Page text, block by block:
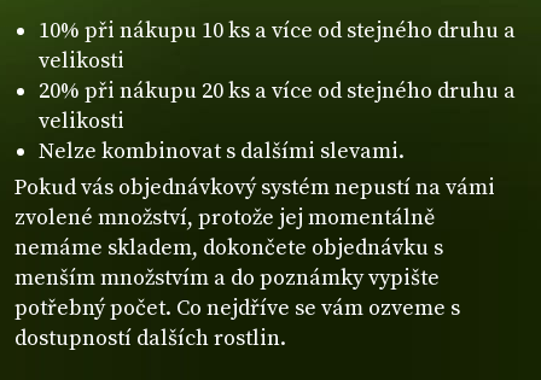
10% při nákupu 10 ks a více od stejného druhu a
velikosti
20% při nákupu 20 ks a více od stejného druhu a
velikosti
Nelze kombinovat s dalšími slevami.
Pokud vás objednávkový systém nepustí na vámi
zvolené množství, protože jej momentálně
nemáme skladem, dokončete objednávku s
menším množstvím a do poznámky vypište
potřebný počet. Co nejdříve se vám ozveme s
dostupností dalších rostlin.